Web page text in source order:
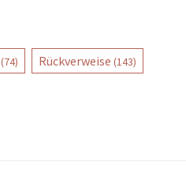
(74) Rückverweise (143)